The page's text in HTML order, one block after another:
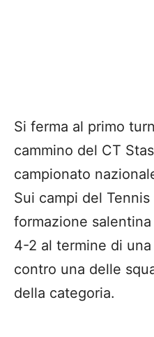
Si ferma al primo
cammino del CT
campionato
Sui campi del
formazione
4-2 al termine di
contro una delle
della categoria.